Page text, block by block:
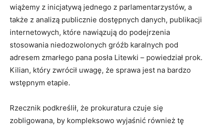
wiążemy z inicjatywą jednego z parlamentarzystów, a
także z analizą publicznie dostępnych danych, publikacji
internetowych, które nawiązują do podejrzenia
stosowania niedozwolonych gróźb karalnych pod
adresem zmarłego pana posła Litewki – powiedział prok.
Kilian, który zwrócił uwagę, że sprawa jest na bardzo
wstępnym etapie.
Rzecznik podkreślił, że prokuratura czuje się
zobligowana, by kompleksowo wyjaśnić również tę